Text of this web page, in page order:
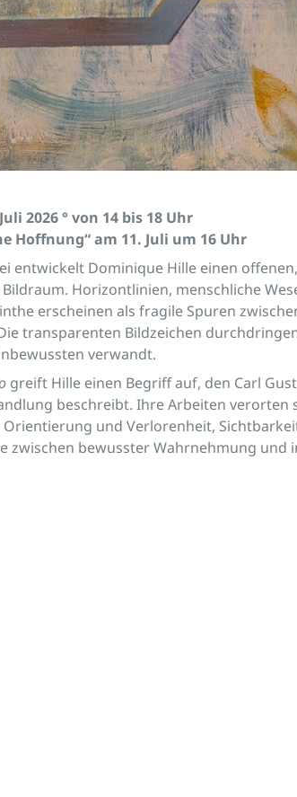
2026 ° von 14 bis 18 Uhr
Hoffnung“ am 11. Juli um 16 Uhr
entwickelt Dominique Hille einen
Horizontlinien, menschliche
erscheinen als fragile Spuren
transparenten Bildzeichen
verwandt.
greift Hille einen Begriff auf, den Carl
beschreibt. Ihre Arbeiten verorten
Orientierung und Verlorenheit,
zwischen bewusster Wahrnehmung und